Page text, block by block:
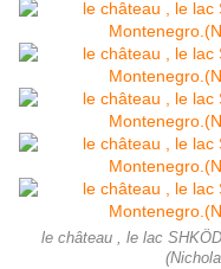
le château , le lac